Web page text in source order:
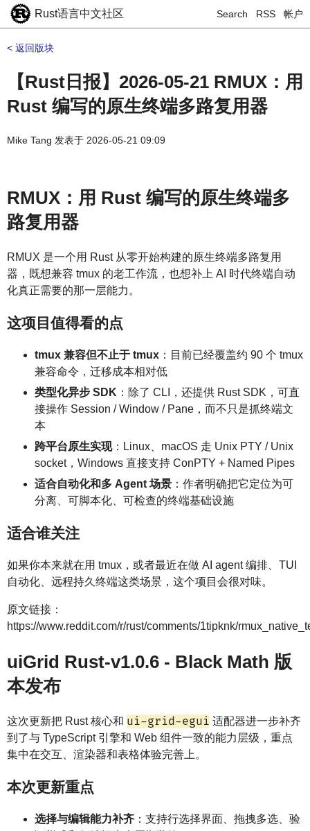
Rust语言中文社区 Search RSS 帐户
< 返回版块
【Rust日报】2026-05-21 RMUX：用
Rust 编写的原生终端多路复用器
Mike Tang 发表于 2026-05-21 09:09
RMUX：用 Rust 编写的原生终端多
路复用器
RMUX 是一个用 Rust 从零开始构建的原生终端多路复用
器，既想兼容 tmux 的老工作流，也想补上 AI 时代终端自动
化真正需要的那一层能力。
这项目值得看的点
tmux 兼容但不止于 tmux ：目前已经覆盖约 90 个 tmux
兼容命令，迁移成本相对低
类型化异步 SDK ：除了 CLI，还提供 Rust SDK，可直
接操作 Session / Window / Pane，而不只是抓终端文
本
跨平台原生实现：Linux、macOS 走 Unix PTY / Unix
socket，Windows 直接支持 ConPTY + Named Pipes
适合自动化和多 Agent 场景 ：作者明确把它定位为可
分离、可脚本化、可检查的终端基础设施
适合谁关注
如果你本来就在用 tmux，或者最近在做 AI agent 编排、TUI
自动化、远程持久终端这类场景，这个项目会很对味。
原文链接：
https://www.reddit.com/r/rust/comments/1tipknk/
uiGrid Rust-v1.0.6 - Black Math 版
本发布
这次更新把 Rust 核心和 ui-grid-egui 适配器进一步补齐
到了与 TypeScript 引擎和 Web 组件一致的能力层级，重点
集中在交互、渲染器和表格体验完善上。
本次更新重点
选择与编辑能力补齐 ：支持行选择界面、拖拽多选、验